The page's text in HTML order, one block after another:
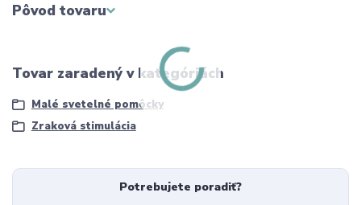
Pôvod tovaru
Tovar zaradený v kategóriách
Malé svetelné pomôcky
Zraková stimulácia
Potrebujete poradiť?